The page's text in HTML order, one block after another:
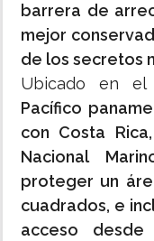
barrera de
mejor
de los secretos
Ubicado en el
Pacífico
con Costa
Nacional
proteger un
cuadrados, e
acceso